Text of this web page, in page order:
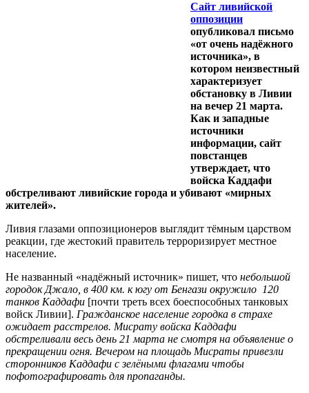
Сайт ливийской
оппозиции
опубликовал письмо
«от очень надёжного
источника», в
котором неизвестный
характеризует
обстановку в Ливии
на вечер 21 марта.
Как и западные
источники
информации, сайт
повстанцев
утверждает, что
войска Каддафи
обстреливают ливийские города и убивают «мирных
жителей».
Ливия глазами оппозиционеров выглядит тёмным царством
реакции, где жестокий правитель терроризирует местное
население.
Не названный «надёжный источник» пишет, что небольшой
городок Джало, в 400 км. к югу от Бенгази окружило 120
танков Каддафи [почти треть всех боеспособных танковых
войск Ливии]. Гражданское население городка в страхе
ожидает расстрелов. Мисрату войска Каддафи
обстреливали весь день 21 марта не смотря на объявление о
прекращении огня. Вечером на площадь Мисраты привезли
сторонников Каддафи с зелёными флагами чтобы
пофотографировать для пропаганды.